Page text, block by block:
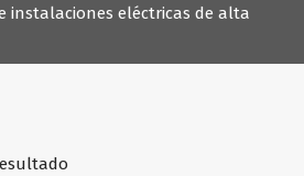
instalaciones eléctricas de alta